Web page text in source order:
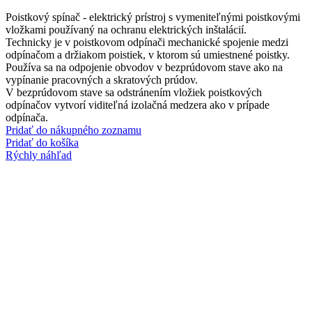
Poistkový spínač - elektrický prístroj s vymeniteľnými poistkovými
vložkami používaný na ochranu elektrických inštalácií.
Technicky je v poistkovom odpínači mechanické spojenie medzi
odpínačom a držiakom poistiek, v ktorom sú umiestnené poistky.
Používa sa na odpojenie obvodov v bezprúdovom stave ako na
vypínanie pracovných a skratových prúdov.
V bezprúdovom stave sa odstránením vložiek poistkových
odpínačov vytvorí viditeľná izolačná medzera ako v prípade
odpínača.
Pridať do nákupného zoznamu
Pridať do košíka
Rýchly náhľad